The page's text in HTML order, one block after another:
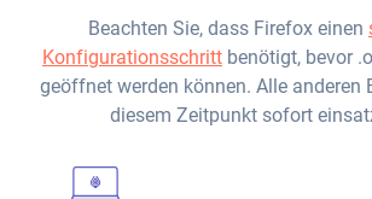
Beachten Sie, dass Firefox einen
Konfigurationsschritt benötigt, bevor
geöffnet werden können. Alle anderen
diesem Zeitpunkt sofort